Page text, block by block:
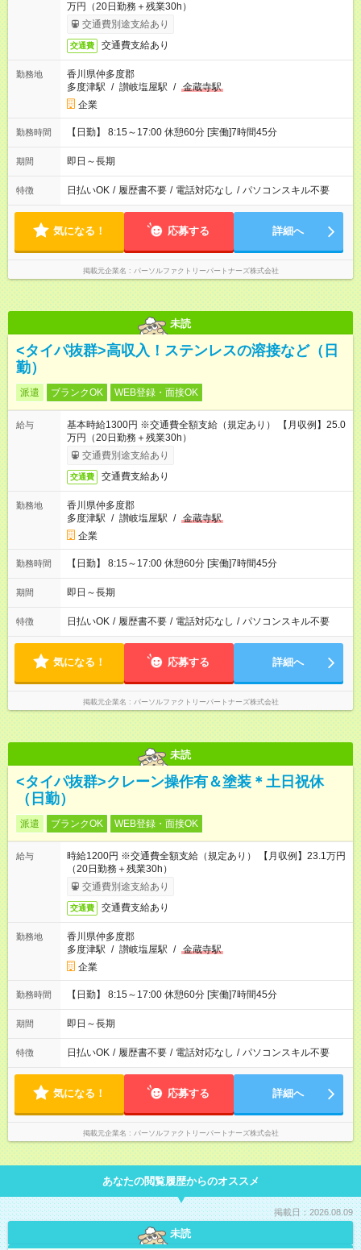
万円（20日勤務＋残業30h）
交通費別途支給あり
交通費 交通費支給あり
勤務地
香川県仲多度郡
多度津駅 / 讃岐塩屋駅 / 金蔵寺駅
企業
勤務時間 【日勤】 8:15～17:00 休憩60分 [実働]7時間45分
期間 即日～長期
特徴 日払いOK / 履歴書不要 / 電話対応なし / パソコンスキル不要
気になる！ 応募する 詳細へ
掲載元企業名 パーソルファクトリーパートナーズ株式会社
未読
<タイパ抜群>高収入！ステンレスの溶接など（日
勤）
派遣 ブランクOK WEB登録・面接OK
給与
基本時給1300円 ※交通費全額支給（規定あり） 【月収例】25.0
万円（20日勤務＋残業30h）
交通費別途支給あり
交通費 交通費支給あり
勤務地
香川県仲多度郡
多度津駅 / 讃岐塩屋駅 / 金蔵寺駅
企業
勤務時間 【日勤】 8:15～17:00 休憩60分 [実働]7時間45分
期間 即日～長期
特徴 日払いOK / 履歴書不要 / 電話対応なし / パソコンスキル不要
気になる！ 応募する 詳細へ
掲載元企業名 パーソルファクトリーパートナーズ株式会社
未読
<タイパ抜群>クレーン操作有＆塗装＊土日祝休
（日勤）
派遣 ブランクOK WEB登録・面接OK
給与
時給1200円 ※交通費全額支給（規定あり） 【月収例】23.1万円
（20日勤務＋残業30h）
交通費別途支給あり
交通費 交通費支給あり
勤務地
香川県仲多度郡
多度津駅 / 讃岐塩屋駅 / 金蔵寺駅
企業
勤務時間 【日勤】 8:15～17:00 休憩60分 [実働]7時間45分
期間 即日～長期
特徴 日払いOK / 履歴書不要 / 電話対応なし / パソコンスキル不要
気になる！ 応募する 詳細へ
掲載元企業名 パーソルファクトリーパートナーズ株式会社
あなたの閲覧履歴からのオススメ
掲載日：2026.08.09
未読